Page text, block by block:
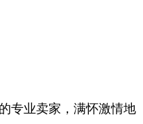
专业卖家，满怀激情地